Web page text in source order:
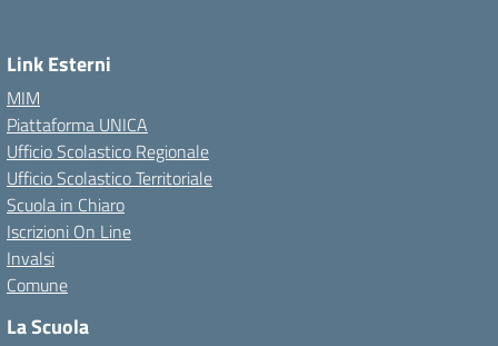
Link Esterni
MIM
Piattaforma UNICA
Ufficio Scolastico Regionale
Ufficio Scolastico Territoriale
Scuola in Chiaro
Iscrizioni On Line
Invalsi
Comune
La Scuola